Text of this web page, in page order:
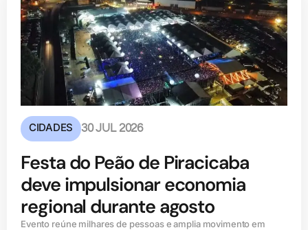
CIDADES 30 JUL 2026
Festa do Peão de Piracicaba
deve impulsionar economia
regional durante agosto
Evento reúne milhares de pessoas e amplia movimento em